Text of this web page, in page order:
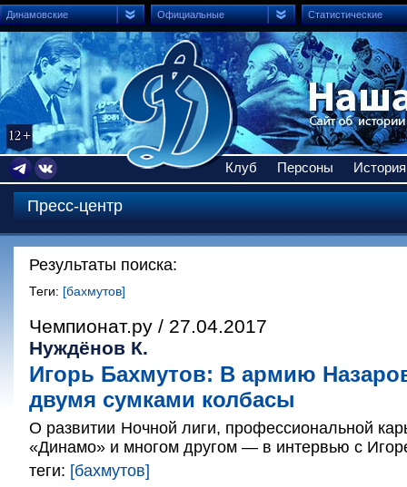
Динамовские Официальные Статистические
Клуб Персоны История
Пресс-центр
Результаты поиска:
Теги: [бахмутов]
Чемпионат.ру / 27.04.2017
Нуждёнов К.
Игорь Бахмутов: В армию
двумя сумками колбасы
О развитии Ночной лиги, профессиональной
«Динамо» и многом другом — в интервью с
теги: [бахмутов]